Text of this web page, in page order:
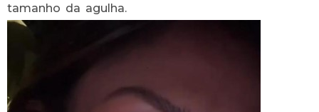
tamanho da agulha.